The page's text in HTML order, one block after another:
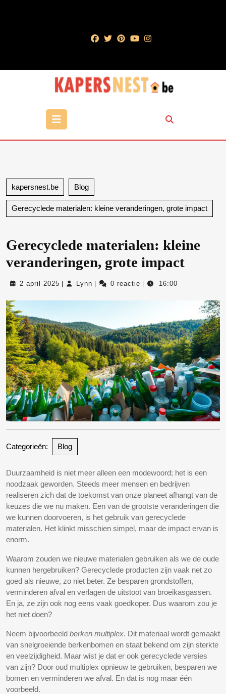
Open
kapersnest.be Blog
Gerecyclede materialen: kleine veranderingen, grote impact
Gerecyclede materialen: kleine
veranderingen, grote impact
2 april 2025 2
2025
Lynn Lynn 0 reactie 16:00
Categorieën: Blog
Duurzaamheid is niet meer alleen een modewoord; het is een
noodzaak geworden. Steeds meer mensen en bedrijven
realiseren zich dat de toekomst van onze planeet afhangt van de
keuzes die we nu maken. Een van de grootste veranderingen die
we kunnen doorvoeren, is het gebruik van gerecyclede
materialen. Het klinkt misschien simpel, maar de impact ervan is
enorm.
Waarom zouden we nieuwe materialen gebruiken als we de oude
kunnen hergebruiken? Gerecyclede producten zijn vaak net zo
goed als nieuwe, zo niet beter. Ze besparen grondstoffen,
verminderen afval en verlagen de uitstoot van broeikasgassen.
En ja, ze zijn ook nog eens vaak goedkoper. Dus waarom zou je
het niet doen?
Neem bijvoorbeeld berken multiplex. Dit materiaal wordt gemaakt
van snelgroeiende berkenbomen en staat bekend om zijn sterkte
en veelzijdigheid. Maar wist je dat er ook gerecyclede versies
van zijn? Door oud multiplex opnieuw te gebruiken, besparen we
bomen en verminderen we afval. En dat is nog maar één
voorbeeld.